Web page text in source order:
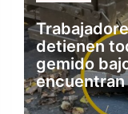
detienen
gemido
encuentran